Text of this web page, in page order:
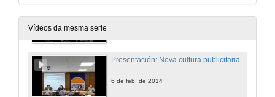
Vídeos da mesma serie
Quenda de preguntas: Modelos produtivos para a mensaxe audiovisual
Presentación: Nova cultura publicitaria
6 de feb. de 2014